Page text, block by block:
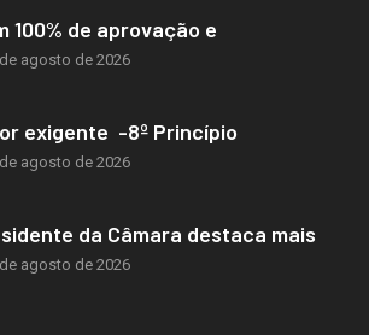
100% de aprovação e
agosto de 2026
exigente -8º Princípio
agosto de 2026
da Câmara destaca mais
agosto de 2026